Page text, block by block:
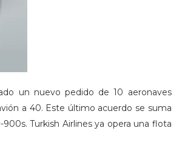
un nuevo pedido de 10 aeronaves
a 40. Este último acuerdo se suma
Turkish Airlines ya opera una flota